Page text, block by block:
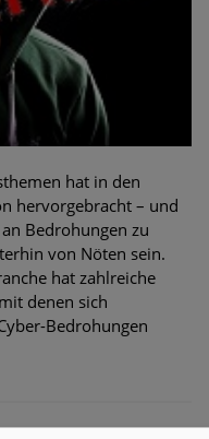
hat in den
hervorgebracht – und
Bedrohungen zu
von Nöten sein.
hat zahlreiche
denen sich
Bedrohungen